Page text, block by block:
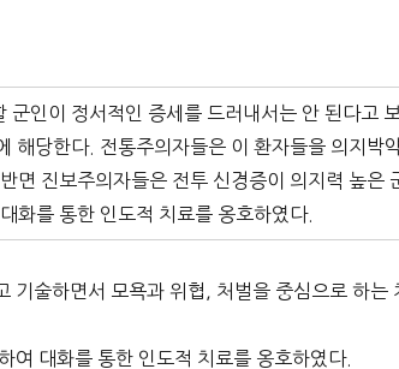
군인이 정서적인 증세를 드러내서는 안 된다고
해당한다. 전통주의자들은 이 환자들을 의지박
면 진보주의자들은 전투 신경증이 의지력 높은
화를 통한 인도적 치료를 옹호하였다.
기술하면서 모욕과 위협, 처벌을 중심으로 하는
여 대화를 통한 인도적 치료를 옹호하였다.